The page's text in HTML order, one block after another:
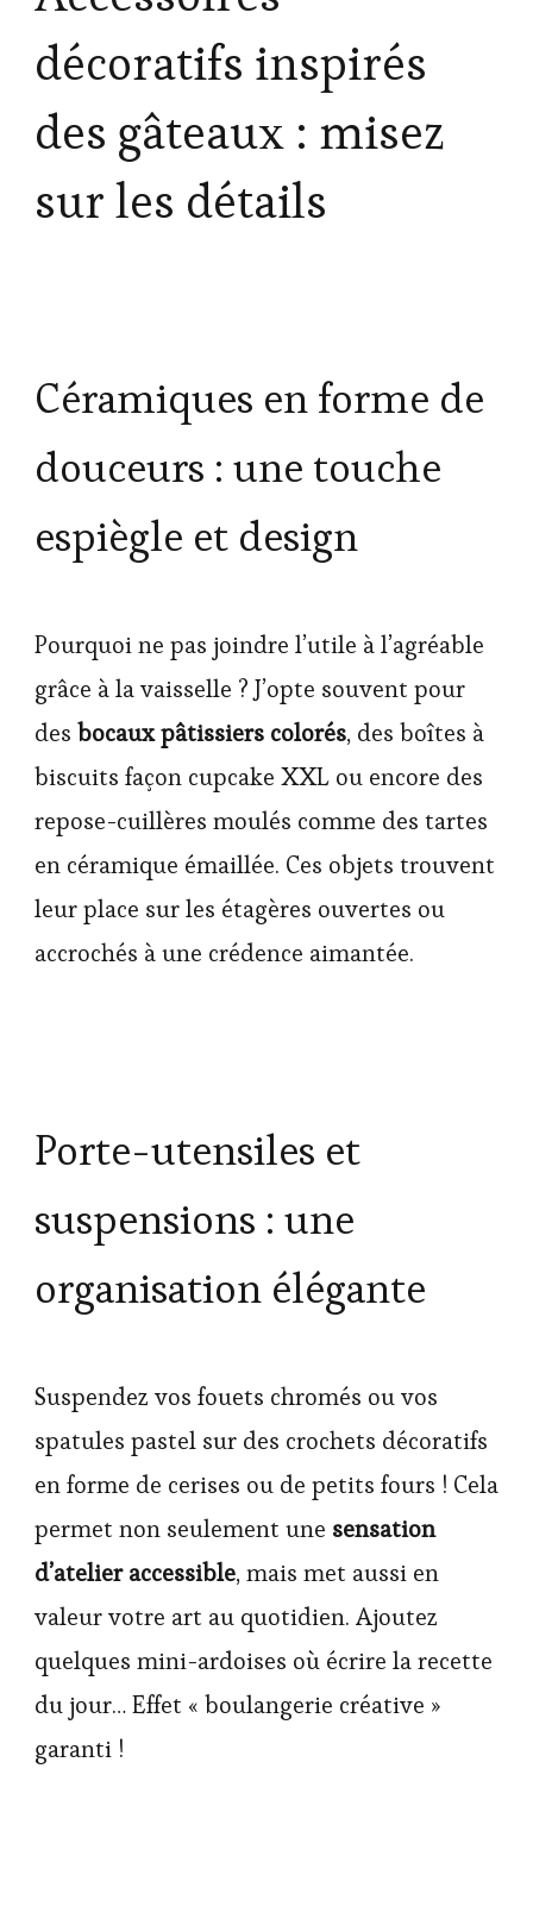
décoratifs inspirés
des gâteaux : misez
sur les détails
Céramiques en forme de
douceurs : une touche
espiègle et design
Pourquoi ne pas joindre l’utile à l’agréable
grâce à la vaisselle ? J’opte souvent pour
des bocaux pâtissiers colorés, des boîtes à
biscuits façon cupcake XXL ou encore des
repose-cuillères moulés comme des tartes
en céramique émaillée. Ces objets trouvent
leur place sur les étagères ouvertes ou
accrochés à une crédence aimantée.
Porte-utensiles et
suspensions : une
organisation élégante
Suspendez vos fouets chromés ou vos
spatules pastel sur des crochets décoratifs
en forme de cerises ou de petits fours ! Cela
permet non seulement une sensation
d’atelier accessible, mais met aussi en
valeur votre art au quotidien. Ajoutez
quelques mini-ardoises où écrire la recette
du jour… Effet « boulangerie créative »
garanti !